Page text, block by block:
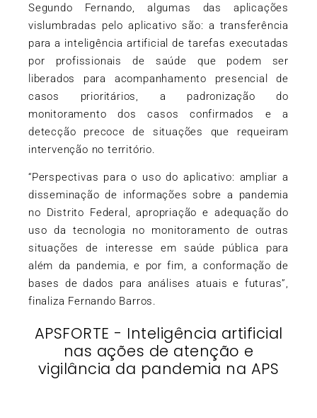
Segundo Fernando, algumas das aplicações
vislumbradas pelo aplicativo são: a transferência
para a inteligência artificial de tarefas executadas
por profissionais de saúde que podem ser
liberados para acompanhamento presencial de
casos prioritários, a padronização do
monitoramento dos casos confirmados e a
detecção precoce de situações que requeiram
intervenção no território.
“Perspectivas para o uso do aplicativo: ampliar a
disseminação de informações sobre a pandemia
no Distrito Federal, apropriação e adequação do
uso da tecnologia no monitoramento de outras
situações de interesse em saúde pública para
além da pandemia, e por fim, a conformação de
bases de dados para análises atuais e futuras”,
finaliza Fernando Barros.
APSFORTE - Inteligência artificial
nas ações de atenção e
vigilância da pandemia na APS